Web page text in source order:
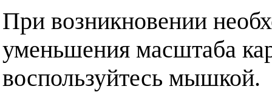
При возникновении
уменьшения масштаба
воспользуйтесь мышкой.